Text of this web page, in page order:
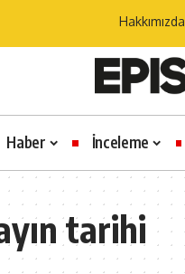
Hakkımızda
Haber İnceleme
tarihi